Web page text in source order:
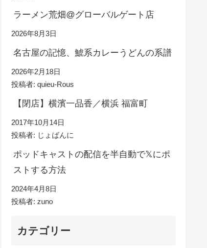
ラーメン荒畑@グローバルゲート店
2026年8月3日
名古屋の記憶、鯱系カレーうどんの系譜
2026年2月18日
投稿者: quieu-Rous
【閉店】横濱一品香／横浜 福富町
2017年10月14日
投稿者: じょばんに
ポッドキャストの配信を半自動で𝕏にポ
ストする方法
2024年4月8日
投稿者: zuno
カテゴリー